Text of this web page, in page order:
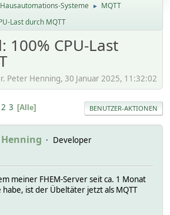
Hausautomations-Systeme ► MQTT
Last durch MQTT
100% CPU-Last
Peter Henning, 30 Januar 2025, 11:32:02
2 3 Alle BENUTZER-AKTIONEN
Henning Developer
meiner FHEM-Server seit ca. 1 Monat
ist der Übeltäter jetzt als MQTT